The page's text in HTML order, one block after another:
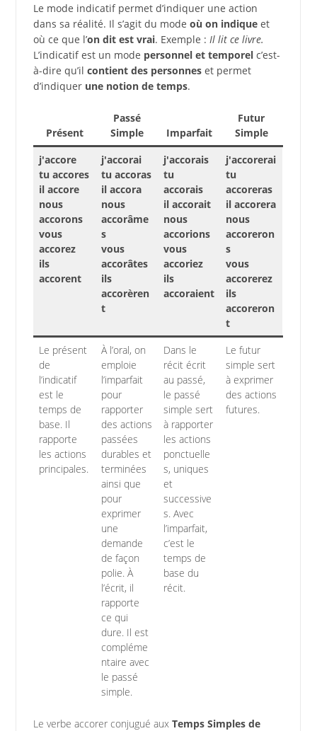
Le mode indicatif permet d’indiquer une action
dans sa réalité. Il s’agit du mode où on indiqueet
où ce que l’on dit est vrai. Exemple : Il lit ce livre.
L’indicatif est un mode personnel et temporelc’est-
à-dire qu’il contient des personneset permet
d’indiquer une notion de temps.
Présent
Passé
Simple
Imparfait
Futur
Simple
j'accore
tu accores
il accore
nous
accorons
vous
accorez
ils
accorent
j'accorai
tu accoras
il accora
nous
accorâme
s
vous
accorâtes
ils
accorèren
t
j'accorais
tu
accorais
il accorait
nous
accorions
vous
accoriez
ils
accoraient
j'accorerai
tu
accoreras
il accorera
nous
accoreron
s
vous
accorerez
ils
accoreron
t
Le présent
de
l’indicatif
est le
temps de
base. Il
rapporte
les actions
principales.
À l’oral, on
emploie
l’imparfait
pour
rapporter
des actions
passées
durables et
terminées
ainsi que
pour
exprimer
une
demande
de façon
polie. À
l’écrit, il
rapporte
ce qui
dure. Il est
compléme
ntaire avec
le passé
simple.
Dans le
récit écrit
au passé,
le passé
simple sert
à rapporter
les actions
ponctuelle
s, uniques
et
successive
s. Avec
l’imparfait,
c’est le
temps de
base du
récit.
Le futur
simple sert
à exprimer
des actions
futures.
Le verbe accorer conjugué aux Temps Simples de